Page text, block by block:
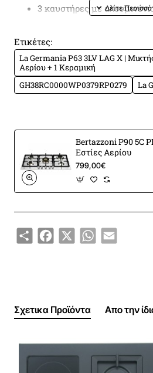
3 καυστήρες με
1 κεραμική εστία
επιλογείς με μεταλλικό
Γενικά χαρακτηριστικά
Οικογένεια προϊόντων FUTURA
Χώρα κατασκευής
Αριθμός ζωνών μαγειρέματος
Χειρισμός Περιστρεφόμενοι
Ετικέτες:
La Germania P63 3LV LAG X |
Αερίου + 1 Κεραμική
GH38RC0000WP0379RP0279
La
Bertazzoni P90 5C
Εστίες Αερίου
799,00€
ShareFacebook
X WhatsApp
Email
Σχετικα Προϊόντα Απο την